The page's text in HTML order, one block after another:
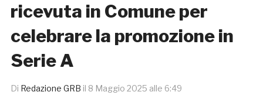
ricevuta in Comune per
celebrare la promozione in
Serie A
Di Redazione GRB il 8 Maggio 2025 alle 6:49